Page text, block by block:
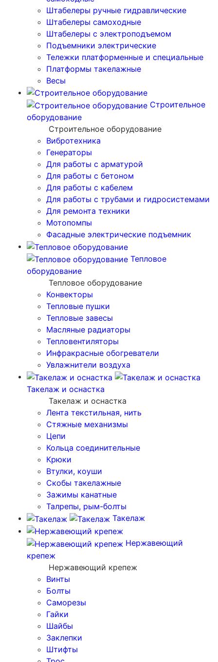
Штабелеры ручные гидравлические
Штабелеры самоходные
Штабелеры с электроподъемом
Подъемники электрические
Тележки платформенные и специальные
Платформы такелажные
Весы
Строительное
оборудование
Строительное оборудование
Вибротехника
Генераторы
Для работы с арматурой
Для работы с бетоном
Для работы с кабелем
Для работы с трубами и гидросистемами
Для ремонта техники
Мотопомпы
Фасадные электрические подъемник
Тепловое
оборудование
Тепловое оборудование
Конвекторы
Тепловые пушки
Тепловые завесы
Масляные радиаторы
Тепловентиляторы
Инфракрасные обогреватели
Увлажнители воздуха
Такелаж и оснастка
Такелаж и оснастка
Лента текстильная, нить
Стяжные механизмы
Цепи
Кольца соединительные
Крюки
Втулки, коуши
Скобы такелажные
Зажимы канатные
Талрепы, рым-болты
Такелаж
Нержавеющий
крепеж
Нержавеющий крепеж
Винты
Болты
Саморезы
Гайки
Шайбы
Заклепки
Штифты